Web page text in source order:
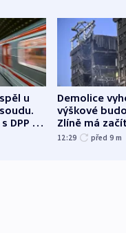
u
DPP o
Demolice
výškové
Zlíně má
odpoledne
12:29 před 9 m